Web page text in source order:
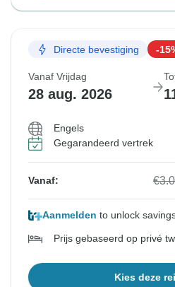
Directe bevestiging -
Vanaf Vrijdag
28 aug. 2026
Engels
Gegarandeerd vertrek
Vanaf:
Aanmelden to unlock
Prijs gebaseerd op privé
Kies deze